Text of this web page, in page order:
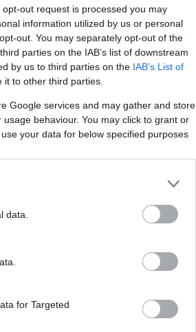
out request is processed you may
information utilized by us or personal
out. You may separately opt-out of the
parties on the IAB’s list of downstream
by us to third parties on the IAB’s List of
to other third parties.
Google services and may gather and store
behaviour. You may click to grant or
your data for below specified purposes
data.
for Targeted